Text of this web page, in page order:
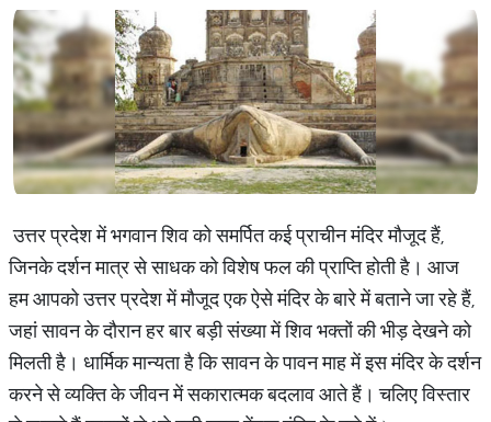
उत्तर प्रदेश में भगवान शिव को समर्पित कई प्राचीन मंदिर मौजूद हैं,
जिनके दर्शन मात्र से साधक को विशेष फल की प्राप्ति होती है। आज
हम आपको उत्तर प्रदेश में मौजूद एक ऐसे मंदिर के बारे में बताने जा रहे हैं,
जहां सावन के दौरान हर बार बड़ी संख्या में शिव भक्तों की भीड़ देखने को
मिलती है। धार्मिक मान्यता है कि सावन के पावन माह में इस मंदिर के दर्शन
करने से व्यक्ति के जीवन में सकारात्मक बदलाव आते हैं। चलिए विस्तार